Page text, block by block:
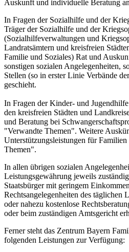
Auskunft und individuelle Beratung
In Fragen der Sozialhilfe und der
Träger der Sozialhilfe und der
(Sozialhilfeverwaltungen und
Landratsämtern und kreisfreien
Familie und Soziales) Rat und
sonstigen sozialen Angelegenheiten,
Stellen (so in erster Linie Verbände
geschieht.
In Fragen der Kinder- und
den kreisfreien Städten und
und Beratung bei
"Verwandte Themen". Weitere
Unterstützungsleistungen für
Themen".
In allen übrigen sozialen
Leistungsgewährung jeweils
Staatsbürger mit geringem
Rechtsangelegenheiten des täglichen
oder nahezu kostenlose
oder beim zuständigen Amtsgericht
Ferner steht das Zentrum Bayern
folgenden Leistungen zur Verfügung: